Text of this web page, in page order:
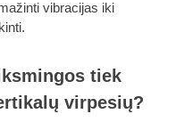
vibracijas iki
tiek
virpesių?